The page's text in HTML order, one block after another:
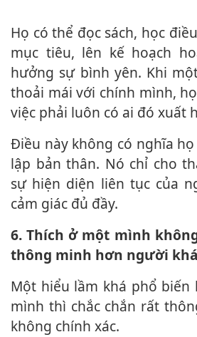
Họ có thể đọc sách, học điều mới, suy nghĩ về
mục tiêu, lên kế hoạch
hưởng sự bình yên. Khi
thoải mái với chính mình,
việc phải luôn có ai đó xuất
Điều này không có nghĩa họ khép kín hoặc cô
lập bản thân. Nó chỉ cho
sự hiện diện liên tục của
cảm giác đủ đầy.
6. Thích ở một mình không đồng nghĩa với
thông minh hơn người
Một hiểu lầm khá phổ biến là cứ thích ở một
mình thì chắc chắn rất
không chính xác.